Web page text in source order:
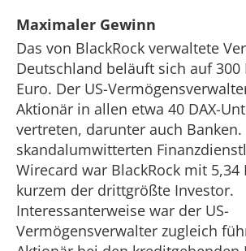
Maximaler Gewinn
Das von BlackRock verwaltete
Deutschland beläuft sich auf
Euro. Der US-
Aktionär in allen etwa 40 DAX-
vertreten, darunter auch Banken.
skandalumwitterten
Wirecard war BlackRock mit 5,34
kurzem der drittgrößte Investor.
Interessanterweise war der US-
Vermögensverwalter zugleich